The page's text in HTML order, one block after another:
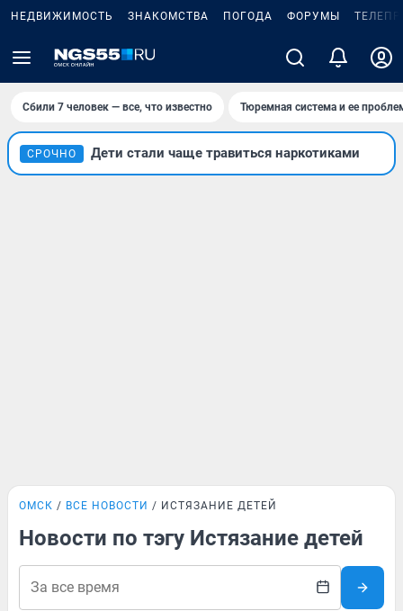
НЕДВИЖИМОСТЬ ЗНАКОМСТВА ПОГОДА ФОРУМЫ
Сбили 7 человек — все, что известно Тюремная система и ее
СРОЧНО Дети стали чаще травиться наркотиками
ОМСК ВСЕ НОВОСТИ ИСТЯЗАНИЕ ДЕТЕЙ
Новости по тэгу Истязание детей